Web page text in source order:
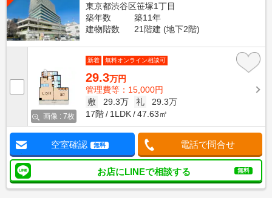
東京都渋谷区笹塚1丁目
築年数
築11年
建物階数
21階建 (地下2階)
画像 : 7枚
新着 無料オンライン相談可
29.3万円
管理費等：15,000円
敷
29.3万 礼
29.3万
17階
1LDK 47.63㎡
空室確認 無料 電話で問合せ
お店にLINEで相談する 無料